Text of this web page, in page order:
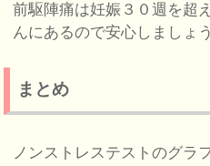
前駆陣痛は妊娠３０週を超
んにあるので安心しましょう
まとめ
ノンストレステストのグラ